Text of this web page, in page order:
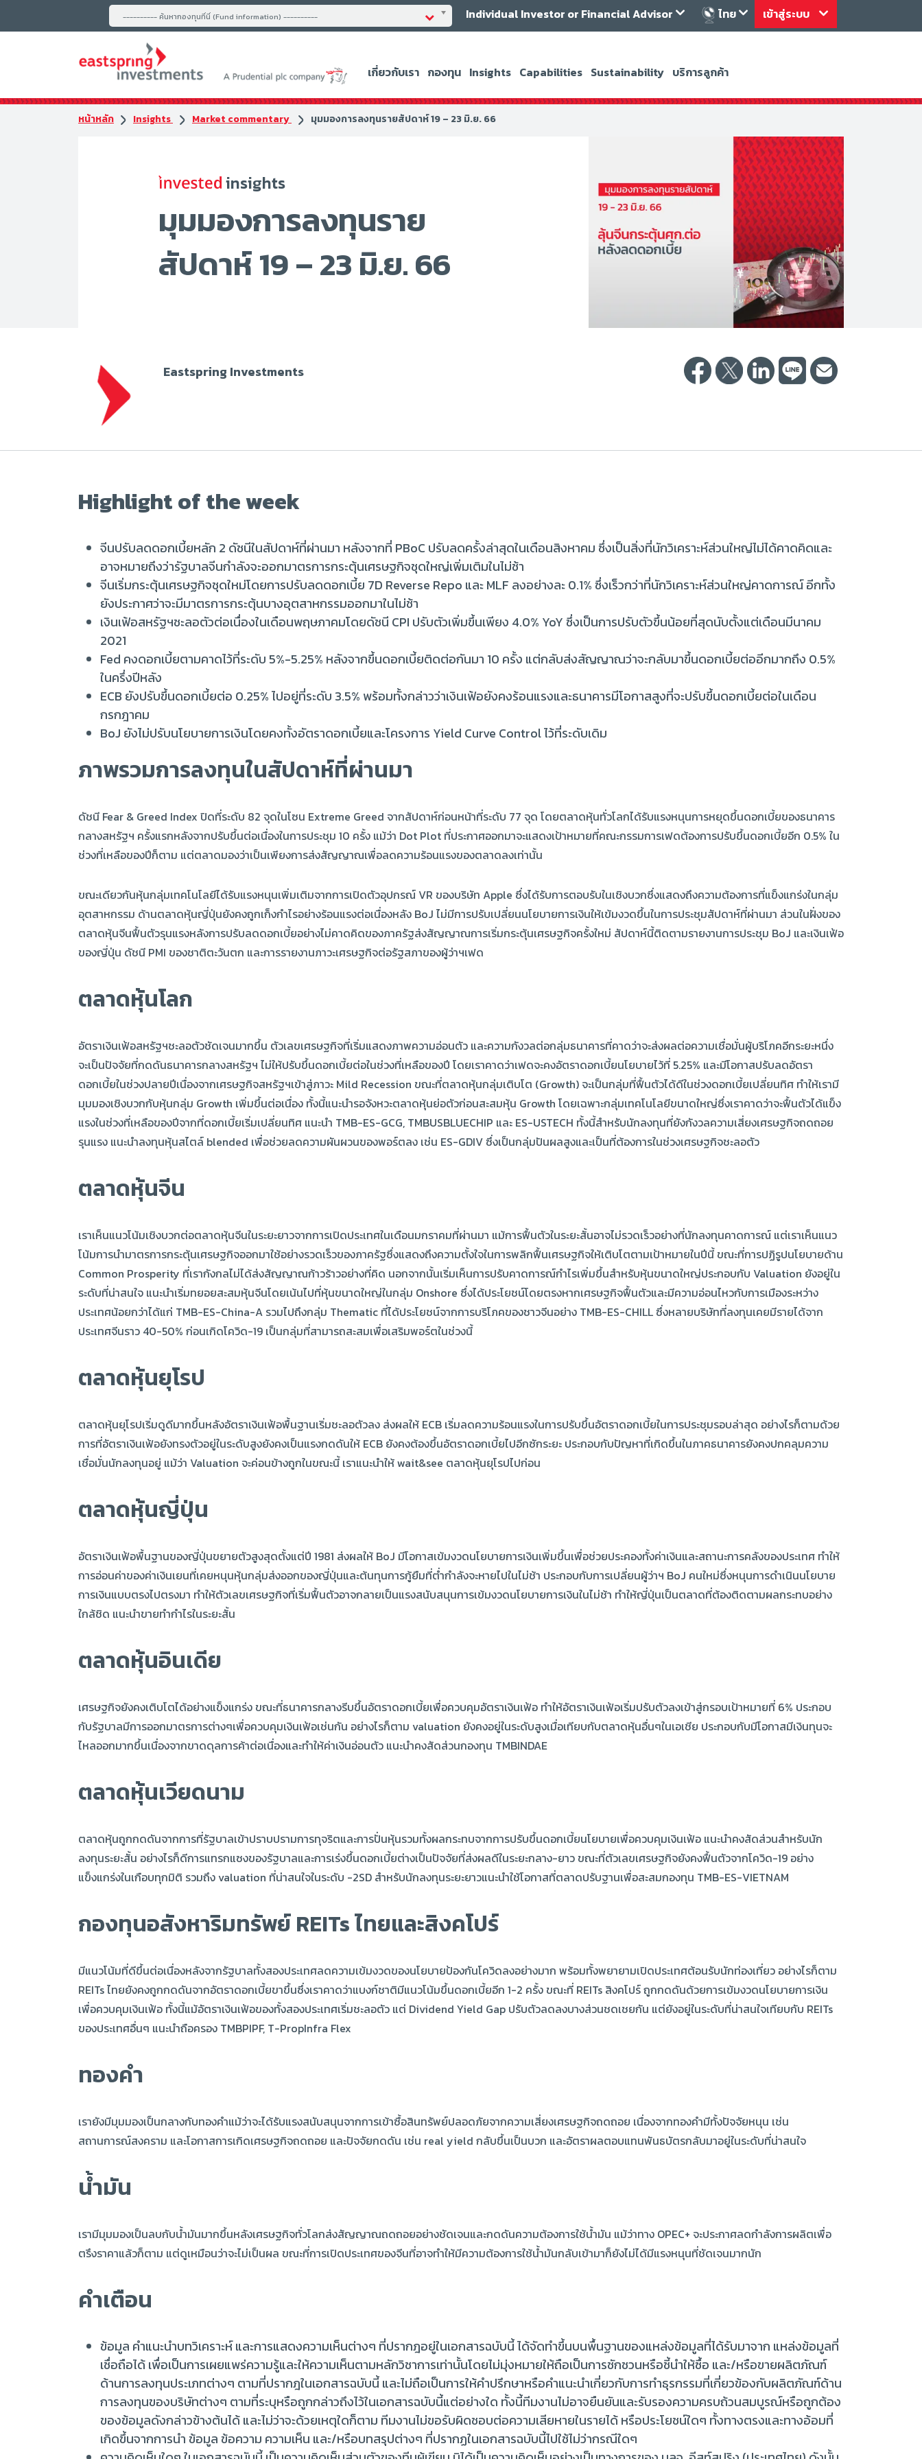
เข้าสู่ระบบ
ไทย
Individual Investor or Financial Advisor
---------- ค้นหากองทุนที่นี่ (Fund information) ----------
เกี่ยวกับเรา กองทุน Insights Capabilities Sustainability บริการลูกค้า
หน้าหลัก Insights Market commentary มุมมองการลงทุนรายสัปดาห์ 19 – 23 มิ.ย. 66
insights
มุมมองการลงทุนราย
สัปดาห์ 19 – 23 มิ.ย. 66
Eastspring Investments
Highlight of the week
จีนปรับลดดอกเบี้ยหลัก 2 ดัชนีในสัปดาห์ที่ผ่านมา หลังจากที่ PBoC ปรับลดครั้งล่าสุดในเดือนสิงหาคม ซึ่งเป็นสิ่งที่นักวิเคราะห์ส่วนใหญ่ไม่ได้คาดคิดและ
อาจหมายถึงว่ารัฐบาลจีนกำลังจะออกมาตรการกระตุ้นเศรษฐกิจชุดใหญ่เพิ่มเติมในไม่ช้า
จีนเริ่มกระตุ้นเศรษฐกิจชุดใหม่โดยการปรับลดดอกเบี้ย 7D Reverse Repo และ MLF ลงอย่างละ 0.1% ซึ่งเร็วกว่าที่นักวิเคราะห์ส่วนใหญ่คาดการณ์ อีกทั้ง
ยังประกาศว่าจะมีมาตรการกระตุ้นบางอุตสาหกรรมออกมาในไม่ช้า
เงินเฟ้อสหรัฐฯชะลอตัวต่อเนื่องในเดือนพฤษภาคมโดยดัชนี CPI ปรับตัวเพิ่มขึ้นเพียง 4.0% YoY ซึ่งเป็นการปรับตัวขึ้นน้อยที่สุดนับตั้งแต่เดือนมีนาคม
2021
Fed คงดอกเบี้ยตามคาดไว้ที่ระดับ 5%-5.25% หลังจากขึ้นดอกเบี้ยติดต่อกันมา 10 ครั้ง แต่กลับส่งสัญญาณว่าจะกลับมาขึ้นดอกเบี้ยต่ออีกมากถึง 0.5%
ในครึ่งปีหลัง
ECB ยังปรับขึ้นดอกเบี้ยต่อ 0.25% ไปอยู่ที่ระดับ 3.5% พร้อมทั้งกล่าวว่าเงินเฟ้อยังคงร้อนแรงและธนาคารมีโอกาสสูงที่จะปรับขึ้นดอกเบี้ยต่อในเดือน
กรกฎาคม
BoJ ยังไม่ปรับนโยบายการเงินโดยคงทั้งอัตราดอกเบี้ยและโครงการ Yield Curve Control ไว้ที่ระดับเดิม
ภาพรวมการลงทุนในสัปดาห์ที่ผ่านมา
ดัชนี Fear & Greed Index ปิดที่ระดับ 82 จุดในโซน Extreme Greed จากสัปดาห์ก่อนหน้าที่ระดับ 77 จุด โดยตลาดหุ้นทั่วโลกได้รับแรงหนุนการหยุดขึ้นดอกเบี้ยของธนาคาร
กลางสหรัฐฯ ครั้งแรกหลังจากปรับขึ้นต่อเนื่องในการประชุม 10 ครั้ง แม้ว่า Dot Plot ที่ประกาศออกมาจะแสดงเป้าหมายที่คณะกรรมการเฟดต้องการปรับขึ้นดอกเบี้ยอีก 0.5% ใน
ช่วงที่เหลือของปีก็ตาม แต่ตลาดมองว่าเป็นเพียงการส่งสัญญาณเพื่อลดความร้อนแรงของตลาดลงเท่านั้น
ขณะเดียวกันหุ้นกลุ่มเทคโนโลยีได้รับแรงหนุนเพิ่มเติมจากการเปิดตัวอุปกรณ์ VR ของบริษัท Apple ซึ่งได้รับการตอบรับในเชิงบวกซึ่งแสดงถึงความต้องการที่แข็งแกร่งในกลุ่ม
อุตสาหกรรม ด้านตลาดหุ้นญี่ปุ่นยังคงถูกเก็งกำไรอย่างร้อนแรงต่อเนื่องหลัง BoJ ไม่มีการปรับเปลี่ยนนโยบายการเงินให้เข้มงวดขึ้นในการประชุมสัปดาห์ที่ผ่านมา ส่วนในฝั่งของ
ตลาดหุ้นจีนฟื้นตัวรุนแรงหลังการปรับลดดอกเบี้ยอย่างไม่คาดคิดของภาครัฐส่งสัญญาณการเริ่มกระตุ้นเศรษฐกิจครั้งใหม่ สัปดาห์นี้ติดตามรายงานการประชุม BoJ และเงินเฟ้อ
ของญี่ปุ่น ดัชนี PMI ของชาติตะวันตก และการรายงานภาวะเศรษฐกิจต่อรัฐสภาของผู้ว่าฯเฟด
ตลาดหุ้นโลก
อัตราเงินเฟ้อสหรัฐฯชะลอตัวชัดเจนมากขึ้น ตัวเลขเศรษฐกิจที่เริ่มแสดงภาพความอ่อนตัว และความกังวลต่อกลุ่มธนาคารที่คาดว่าจะส่งผลต่อความเชื่อมั่นผู้บริโภคอีกระยะหนึ่ง
จะเป็นปัจจัยที่กดดันธนาคารกลางสหรัฐฯ ไม่ให้ปรับขึ้นดอกเบี้ยต่อในช่วงที่เหลือของปี โดยเราคาดว่าเฟดจะคงอัตราดอกเบี้ยนโยบายไว้ที่ 5.25% และมีโอกาสปรับลดอัตรา
ดอกเบี้ยในช่วงปลายปีเนื่องจากเศรษฐกิจสหรัฐฯเข้าสู่ภาวะ Mild Recession ขณะที่ตลาดหุ้นกลุ่มเติบโต (Growth) จะเป็นกลุ่มที่ฟื้นตัวได้ดีในช่วงดอกเบี้ยเปลี่ยนทิศ ทำให้เรามี
มุมมองเชิงบวกกับหุ้นกลุ่ม Growth เพิ่มขึ้นต่อเนื่อง ทั้งนี้แนะนำรอจังหวะตลาดหุ้นย่อตัวก่อนสะสมหุ้น Growth โดยเฉพาะกลุ่มเทคโนโลยีขนาดใหญ่ซึ่งเราคาดว่าจะฟื้นตัวได้แข็ง
แรงในช่วงที่เหลือของปีจากที่ดอกเบี้ยเริ่มเปลี่ยนทิศ แนะนำ TMB-ES-GCG, TMBUSBLUECHIP และ ES-USTECH ทั้งนี้สำหรับนักลงทุนที่ยังกังวลความเสี่ยงเศรษฐกิจถดถอย
รุนแรง แนะนำลงทุนหุ้นสไตล์ blended เพื่อช่วยลดความผันผวนของพอร์ตลง เช่น ES-GDIV ซึ่งเป็นกลุ่มปันผลสูงและเป็นที่ต้องการในช่วงเศรษฐกิจชะลอตัว
ตลาดหุ้นจีน
เราเห็นแนวโน้มเชิงบวกต่อตลาดหุ้นจีนในระยะยาวจากการเปิดประเทศในเดือนมกราคมที่ผ่านมา แม้การฟื้นตัวในระยะสั้นอาจไม่รวดเร็วอย่างที่นักลงทุนคาดการณ์ แต่เราเห็นแนว
โน้มการนำมาตรการกระตุ้นเศรษฐกิจออกมาใช้อย่างรวดเร็วของภาครัฐซึ่งแสดงถึงความตั้งใจในการพลิกฟื้นเศรษฐกิจให้เติบโตตามเป้าหมายในปีนี้ ขณะที่การปฏิรูปนโยบายด้าน
Common Prosperity ที่เรากังกลไม่ได้ส่งสัญญาณก้าวร้าวอย่างที่คิด นอกจากนั้นเริ่มเห็นการปรับคาดการณ์กำไรเพิ่มขึ้นสำหรับหุ้นขนาดใหญ่ประกอบกับ Valuation ยังอยู่ใน
ระดับที่น่าสนใจ แนะนำเริ่มทยอยสะสมหุ้นจีนโดยเน้นไปที่หุ้นขนาดใหญ่ในกลุ่ม Onshore ซึ่งได้ประโยชน์โดยตรงหากเศรษฐกิจฟื้นตัวและมีความอ่อนไหวกับการเมืองระหว่าง
ประเทศน้อยกว่าได้แก่ TMB-ES-China-A รวมไปถึงกลุ่ม Thematic ที่ได้ประโยชน์จากการบริโภคของชาวจีนอย่าง TMB-ES-CHILL ซึ่งหลายบริษัทที่ลงทุนเคยมีรายได้จาก
ประเทศจีนราว 40-50% ก่อนเกิดโควิด-19 เป็นกลุ่มที่สามารถสะสมเพื่อเสริมพอร์ตในช่วงนี้
ตลาดหุ้นยุโรป
ตลาดหุ้นยุโรปเริ่มดูดีมากขึ้นหลังอัตราเงินเฟ้อพื้นฐานเริ่มชะลอตัวลง ส่งผลให้ ECB เริ่มลดความร้อนแรงในการปรับขึ้นอัตราดอกเบี้ยในการประชุมรอบล่าสุด อย่างไรก็ตามด้วย
การที่อัตราเงินเฟ้อยังทรงตัวอยู่ในระดับสูงยังคงเป็นแรงกดดันให้ ECB ยังคงต้องขึ้นอัตราดอกเบี้ยไปอีกซักระยะ ประกอบกับปัญหาที่เกิดขึ้นในภาคธนาคารยังคงปกคลุมความ
เชื่อมั่นนักลงทุนอยู่ แม้ว่า Valuation จะค่อนข้างถูกในขณะนี้ เราแนะนำให้ wait&see ตลาดหุ้นยุโรปไปก่อน
ตลาดหุ้นญี่ปุ่น
อัตราเงินเฟ้อพื้นฐานของญี่ปุ่นขยายตัวสูงสุดตั้งแต่ปี 1981 ส่งผลให้ BoJ มีโอกาสเข้มงวดนโยบายการเงินเพิ่มขึ้นเพื่อช่วยประคองทั้งค่าเงินและสถานะการคลังของประเทศ ทำให้
การอ่อนค่าของค่าเงินเยนที่เคยหนุนหุ้นกลุ่มส่งออกของญี่ปุ่นและต้นทุนการกู้ยืมที่ต่ำกำลังจะหายไปในไม่ช้า ประกอบกับการเปลี่ยนผู้ว่าฯ BoJ คนใหม่ซึ่งหนุนการดำเนินนโยบาย
การเงินแบบตรงไปตรงมา ทำให้ตัวเลขเศรษฐกิจที่เริ่มฟื้นตัวอาจกลายเป็นแรงสนับสนุนการเข้มงวดนโยบายการเงินในไม่ช้า ทำให้ญี่ปุ่นเป็นตลาดที่ต้องติดตามผลกระทบอย่าง
ใกล้ชิด แนะนำขายทำกำไรในระยะสั้น
ตลาดหุ้นอินเดีย
เศรษฐกิจยังคงเติบโตได้อย่างแข็งแกร่ง ขณะที่ธนาคารกลางรีบขึ้นอัตราดอกเบี้ยเพื่อควบคุมอัตราเงินเฟ้อ ทำให้อัตราเงินเฟ้อเริ่มปรับตัวลงเข้าสู่กรอบเป้าหมายที่ 6% ประกอบ
กับรัฐบาลมีการออกมาตรการต่างๆเพื่อควบคุมเงินเฟ้อเช่นกัน อย่างไรก็ตาม valuation ยังคงอยู่ในระดับสูงเมื่อเทียบกับตลาดหุ้นอื่นๆในเอเชีย ประกอบกับมีโอกาสมีเงินทุนจะ
ไหลออกมากขึ้นเนื่องจากขาดดุลการค้าต่อเนื่องและทำให้ค่าเงินอ่อนตัว แนะนำคงสัดส่วนกองทุน TMBINDAE
ตลาดหุ้นเวียดนาม
ตลาดหุ้นถูกกดดันจากการที่รัฐบาลเข้าปราบปรามการทุจริตและการปั่นหุ้นรวมทั้งผลกระทบจากการปรับขึ้นดอกเบี้ยนโยบายเพื่อควบคุมเงินเฟ้อ แนะนำคงสัดส่วนสำหรับนัก
ลงทุนระยะสั้น อย่างไรก็ดีการแทรกแซงของรัฐบาลและการเร่งขึ้นดอกเบี้ยต่างเป็นปัจจัยที่ส่งผลดีในระยะกลาง-ยาว ขณะที่ตัวเลขเศรษฐกิจยังคงฟื้นตัวจากโควิด-19 อย่าง
แข็งแกร่งในเกือบทุกมิติ รวมถึง valuation ที่น่าสนใจในระดับ -2SD สำหรับนักลงทุนระยะยาวแนะนำใช้โอกาสที่ตลาดปรับฐานเพื่อสะสมกองทุน TMB-ES-VIETNAM
กองทุนอสังหาริมทรัพย์ REITs ไทยและสิงคโปร์
มีแนวโน้มที่ดีขึ้นต่อเนื่องหลังจากรัฐบาลทั้งสองประเทศลดความเข้มงวดของนโยบายป้องกันโควิดลงอย่างมาก พร้อมทั้งพยายามเปิดประเทศต้อนรับนักท่องเที่ยว อย่างไรก็ตาม
REITs ไทยยังคงถูกกดดันจากอัตราดอกเบี้ยขาขึ้นซึ่งเราคาดว่าแบงก์ชาติมีแนวโน้มขึ้นดอกเบี้ยอีก 1-2 ครั้ง ขณะที่ REITs สิงคโปร์ ถูกกดดันด้วยการเข้มงวดนโยบายการเงิน
เพื่อควบคุมเงินเฟ้อ ทั้งนี้แม้อัตราเงินเฟ้อของทั้งสองประเทศเริ่มชะลอตัว แต่ Dividend Yield Gap ปรับตัวลดลงบางส่วนชดเชยกัน แต่ยังอยู่ในระดับที่น่าสนใจเทียบกับ REITs
ของประเทศอื่นๆ แนะนำถือครอง TMBPIPF, T-PropInfra Flex
ทองคำ
เรายังมีมุมมองเป็นกลางกับทองคำแม้ว่าจะได้รับแรงสนับสนุนจากการเข้าซื้อสินทรัพย์ปลอดภัยจากความเสี่ยงเศรษฐกิจถดถอย เนื่องจากทองคำมีทั้งปัจจัยหนุน เช่น
สถานการณ์สงคราม และโอกาสการเกิดเศรษฐกิจถดถอย และปัจจัยกดดัน เช่น real yield กลับขึ้นเป็นบวก และอัตราผลตอบแทนพันธบัตรกลับมาอยู่ในระดับที่น่าสนใจ
น้ำมัน
เรามีมุมมองเป็นลบกับน้ำมันมากขึ้นหลังเศรษฐกิจทั่วโลกส่งสัญญาณถดถอยอย่างชัดเจนและกดดันความต้องการใช้น้ำมัน แม้ว่าทาง OPEC+ จะประกาศลดกำลังการผลิตเพื่อ
ตรึงราคาแล้วก็ตาม แต่ดูเหมือนว่าจะไม่เป็นผล ขณะที่การเปิดประเทศของจีนที่อาจทำให้มีความต้องการใช้น้ำมันกลับเข้ามาก็ยังไม่ได้มีแรงหนุนที่ชัดเจนมากนัก
คำเตือน
ข้อมูล คำแนะนำบทวิเคราะห์ และการแสดงความเห็นต่างๆ ที่ปรากฎอยู่ในเอกสารฉบับนี้ ได้จัดทำขึ้นบนพื้นฐานของแหล่งข้อมูลที่ได้รับมาจาก แหล่งข้อมูลที่
เชื่อถือได้ เพื่อเป็นการเผยแพร่ความรู้และให้ความเห็นตามหลักวิชาการเท่านั้นโดยไม่มุ่งหมายให้ถือเป็นการชักชวนหรือชี้นำให้ซื้อ และ/หรือขายผลิตภัณฑ์
ด้านการลงทุนประเภทต่างๆ ตามที่ปรากฎในเอกสารฉบับนี้ และไม่ถือเป็นการให้คำปรึกษาหรือคำแนะนำเกี่ยวกับการทำธุรกรรมที่เกี่ยวข้องกับผลิตภัณฑ์ด้าน
การลงทุนของบริษัทต่างๆ ตามที่ระบุหรือถูกกล่าวถึงไว้ในเอกสารฉบับนี้แต่อย่างใด ทั้งนี้ทีมงานไม่อาจยืนยันและรับรองความครบถ้วนสมบูรณ์หรือถูกต้อง
ของข้อมูลดังกล่าวข้างต้นได้ และไม่ว่าจะด้วยเหตุใดก็ตาม ทีมงานไม่ขอรับผิดชอบต่อความเสียหายในรายได้ หรือประโยชน์ใดๆ ทั้งทางตรงและทางอ้อมที่
เกิดขึ้นจากการนำ ข้อมูล ข้อความ ความเห็น และ/หรือบทสรุปต่างๆ ที่ปรากฏในเอกสารฉบับนี้ไปใช้ไม่ว่ากรณีใดๆ